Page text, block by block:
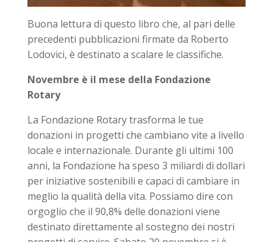
Buona lettura di questo libro che, al pari delle
precedenti pubblicazioni firmate da Roberto
Lodovici, è destinato a scalare le classifiche.
Novembre è il mese della Fondazione
Rotary
La Fondazione Rotary trasforma le tue
donazioni in progetti che cambiano vite a livello
locale e internazionale. Durante gli ultimi 100
anni, la Fondazione ha speso 3 miliardi di dollari
per iniziative sostenibili e capaci di cambiare in
meglio la qualità della vita. Possiamo dire con
orgoglio che il 90,8% delle donazioni viene
destinato direttamente al sostegno dei nostri